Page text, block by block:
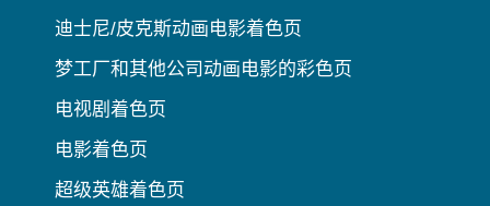
迪士尼/皮克斯动画电影着色页
梦工厂和其他公司动画电影的彩色页
电视剧着色页
电影着色页
超级英雄着色页